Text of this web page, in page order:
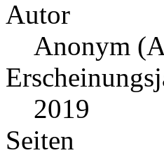
Autor
Anonym
2019
Seiten